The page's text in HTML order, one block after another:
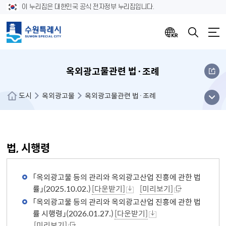
이 누리집은 대한민국 공식 전자정부 누리집입니다.
옥외광고물관련 법·조례
도시 옥외광고물 옥외광고물관련 법·조례
메뉴
열기
법, 시행령
「옥외광고물 등의 관리와 옥외광고산업 진흥에 관한 법
률」(2025.10.02.)[다운받기]
[미리보기]
「옥외광고물 등의 관리와 옥외광고산업 진흥에 관한 법
률 시행령」(2026.01.27.)[다운받기]